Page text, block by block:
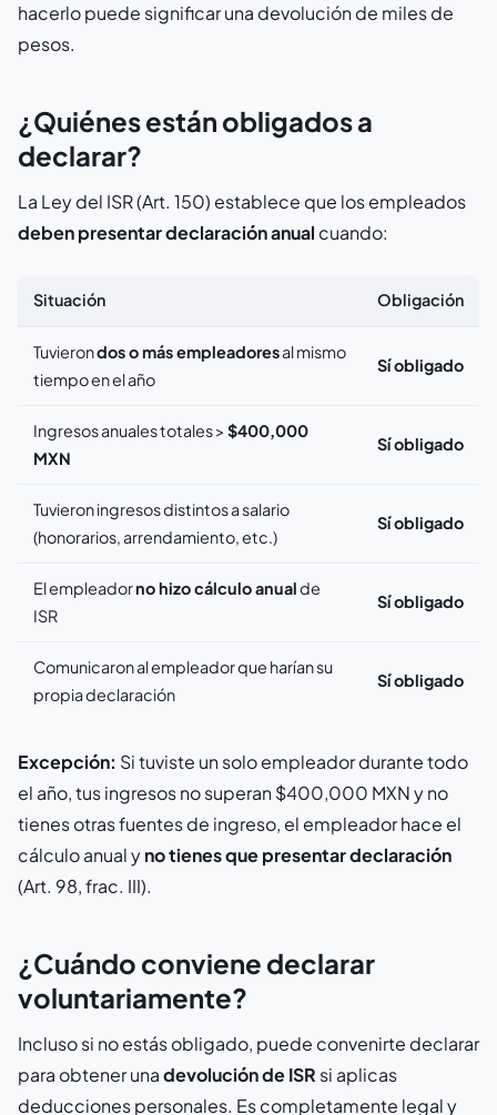
hacerlo puede significar una devolución de miles de
pesos.
¿Quiénes están obligados a
declarar?
La Ley del ISR (Art. 150) establece que los empleados
deben presentar declaración anual cuando:
Situación Obligación
Tuvierondos o más empleadoresal mismo
tiempo en el año
Sí obligado
Ingresos anuales totales > $400,000
MXN
Sí obligado
Tuvieron ingresos distintos a salario
(honorarios, arrendamiento, etc.)
Sí obligado
El empleadorno hizo cálculo anualde
ISR
Sí obligado
Comunicaron al empleador que harían su
propia declaración
Sí obligado
Excepción: Si tuviste un solo empleador durante todo
el año, tus ingresos no superan $400,000 MXN y no
tienes otras fuentes de ingreso, el empleador hace el
cálculo anual yno tienes que presentar declaración
(Art. 98, frac. III).
¿Cuándo conviene declarar
voluntariamente?
Incluso si no estás obligado, puede convenirte declarar
para obtener unadevolución de ISR si aplicas
deducciones personales. Es completamente legal y